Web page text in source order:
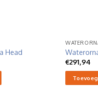
Head
€291,94